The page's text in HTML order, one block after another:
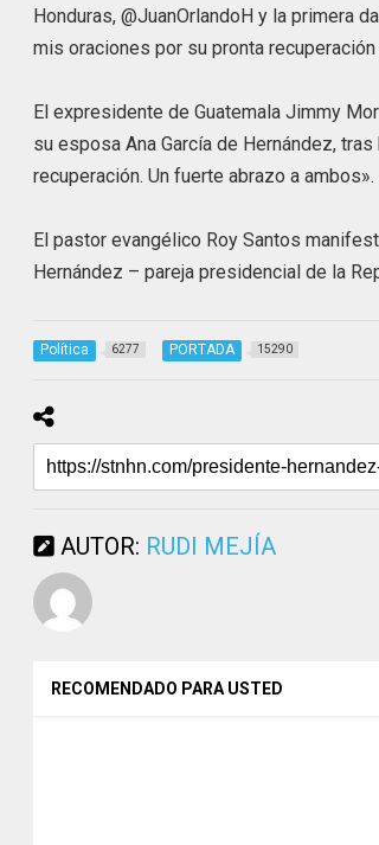
Honduras, @JuanOrlandoH y la primera
mis oraciones por su pronta
El expresidente de Guatemala Jimmy
su esposa Ana García de Hernández,
recuperación. Un fuerte abrazo a ambos».
El pastor evangélico Roy Santos
Hernández – pareja presidencial de la
Política 6277 PORTADA 15290
AUTOR: RUDI MEJÍA
RECOMENDADO PARA USTED